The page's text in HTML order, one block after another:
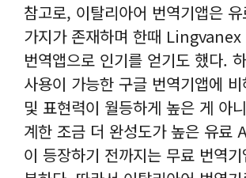
참고로, 이탈리아어 번역기앱은
가지가 존재하며 한때 Lingvanex
번역앱으로 인기를 얻기도 했다.
사용이 가능한 구글 번역기앱에
및 표현력이 월등하게 높은 게 아
계한 조금 더 완성도가 높은 유료
이 등장하기 전까지는 무료 번역